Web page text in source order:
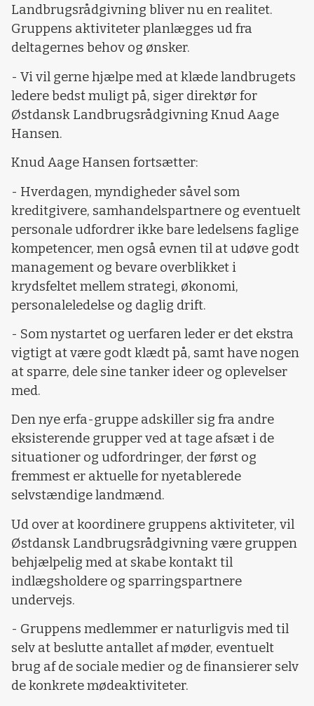
Landbrugsrådgivning bliver nu en realitet.
Gruppens aktiviteter planlægges ud fra
deltagernes behov og ønsker.
- Vi vil gerne hjælpe med at klæde landbrugets
ledere bedst muligt på, siger direktør for
Østdansk Landbrugsrådgivning Knud Aage
Hansen.
Knud Aage Hansen fortsætter:
- Hverdagen, myndigheder såvel som
kreditgivere, samhandelspartnere og eventuelt
personale udfordrer ikke bare ledelsens faglige
kompetencer, men også evnen til at udøve godt
management og bevare overblikket i
krydsfeltet mellem strategi, økonomi,
personaleledelse og daglig drift.
- Som nystartet og uerfaren leder er det ekstra
vigtigt at være godt klædt på, samt have nogen
at sparre, dele sine tanker ideer og oplevelser
med.
Den nye erfa-gruppe adskiller sig fra andre
eksisterende grupper ved at tage afsæt i de
situationer og udfordringer, der først og
fremmest er aktuelle for nyetablerede
selvstændige landmænd.
Ud over at koordinere gruppens aktiviteter, vil
Østdansk Landbrugsrådgivning være gruppen
behjælpelig med at skabe kontakt til
indlægsholdere og sparringspartnere
undervejs.
- Gruppens medlemmer er naturligvis med til
selv at beslutte antallet af møder, eventuelt
brug af de sociale medier og de finansierer selv
de konkrete mødeaktiviteter.